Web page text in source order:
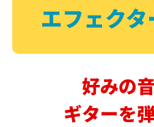
エフェクタ
好みの
ギターを